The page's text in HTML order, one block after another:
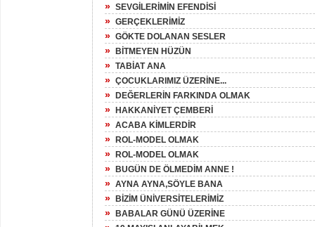
» SEVGİLERİMİN EFENDİSİ
» GERÇEKLERİMİZ
» GÖKTE DOLANAN SESLER
» BİTMEYEN HÜZÜN
» TABİAT ANA
» ÇOCUKLARIMIZ ÜZERİNE...
» DEĞERLERİN FARKINDA OLMAK
» HAKKANİYET ÇEMBERİ
» ACABA KİMLERDİR
» ROL-MODEL OLMAK
» ROL-MODEL OLMAK
» BUGÜN DE ÖLMEDİM ANNE !
» AYNA AYNA,SÖYLE BANA
» BİZİM ÜNİVERSİTELERİMİZ
» BABALAR GÜNÜ ÜZERİNE